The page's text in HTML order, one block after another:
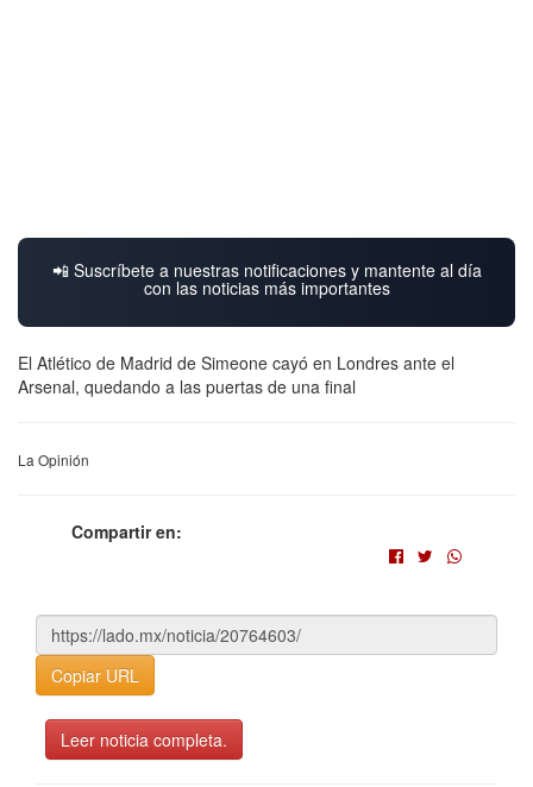
📲 Suscríbete a nuestras notificaciones y mantente al día
con las noticias más importantes
El Atlético de Madrid de Simeone cayó en Londres ante el
Arsenal, quedando a las puertas de una final
La Opinión
Compartir en:
Copiar URL
Leer noticia completa.